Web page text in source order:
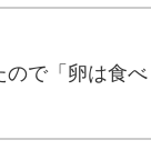
ので「卵は食べ